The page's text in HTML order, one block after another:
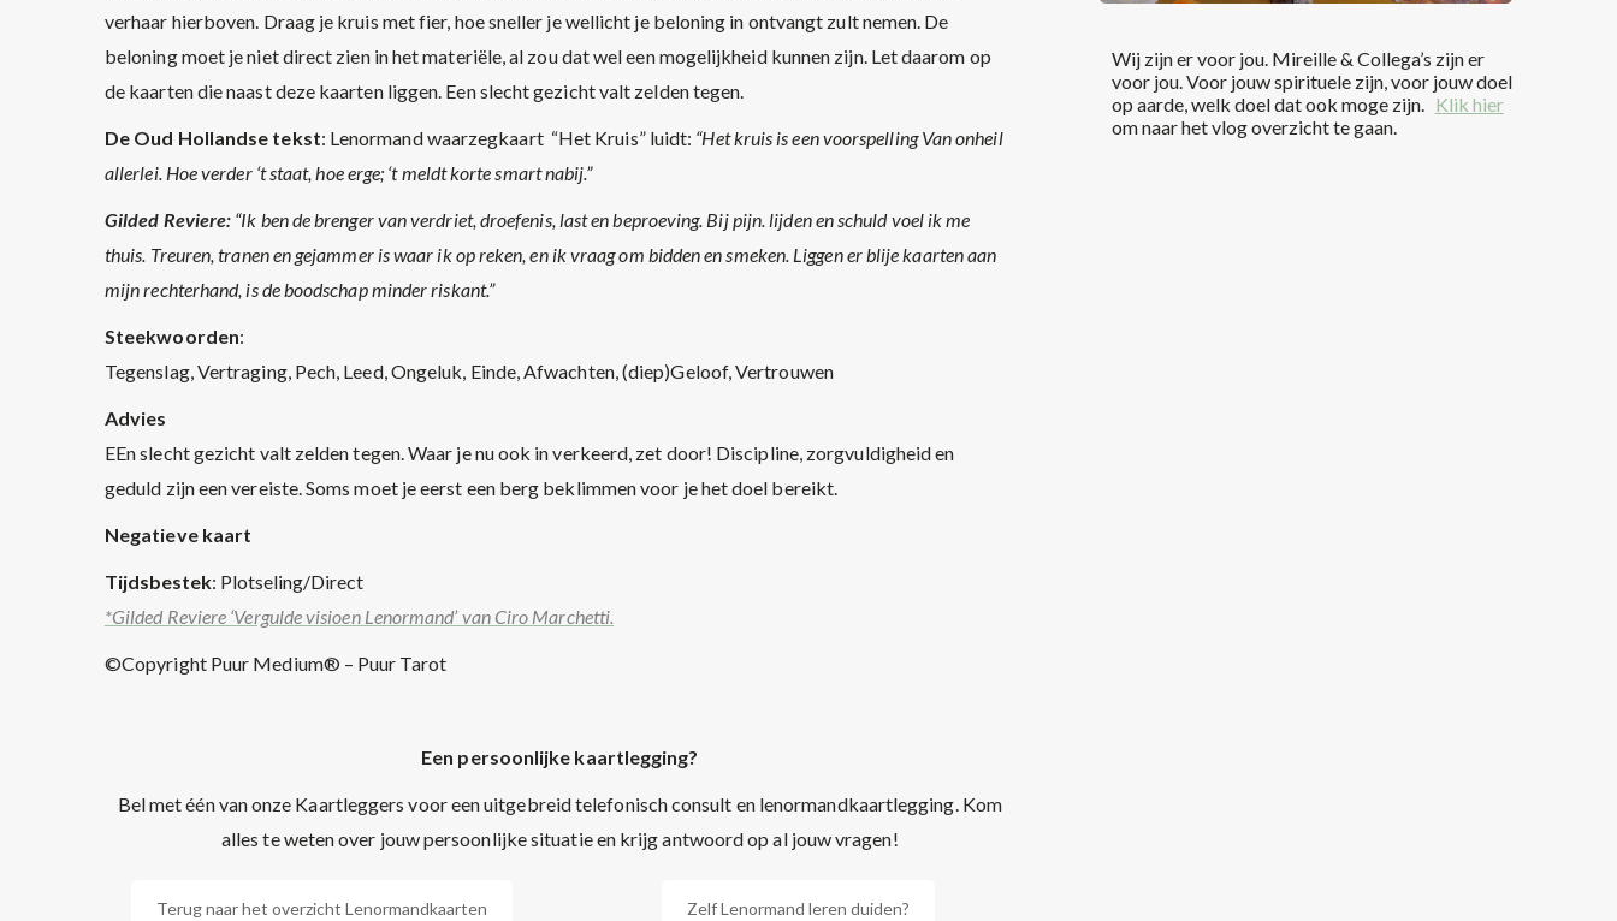
verhaar hierboven. Draag je kruis met fier, hoe sneller je wellicht je beloning in ontvangt zult nemen. De
beloning moet je niet direct zien in het materiële, al zou dat wel een mogelijkheid kunnen zijn. Let daarom op
de kaarten die naast deze kaarten liggen. Een slecht gezicht valt zelden tegen.
De Oud Hollandse tekst: Lenormand waarzegkaart “Het Kruis” luidt: “Het kruis is een voorspelling Van onheil
allerlei. Hoe verder ‘t staat, hoe erge; ‘t meldt korte smart nabij.”
Gilded Reviere: “Ik ben de brenger van verdriet, droefenis, last en beproeving. Bij pijn. lijden en schuld voel ik me
thuis. Treuren, tranen en gejammer is waar ik op reken, en ik vraag om bidden en smeken. Liggen er blije kaarten aan
mijn rechterhand, is de boodschap minder riskant.”
Steekwoorden:
Tegenslag, Vertraging, Pech, Leed, Ongeluk, Einde, Afwachten, (diep)Geloof, Vertrouwen
Advies
EEn slecht gezicht valt zelden tegen. Waar je nu ook in verkeerd, zet door! Discipline, zorgvuldigheid en
geduld zijn een vereiste. Soms moet je eerst een berg beklimmen voor je het doel bereikt.
Negatieve kaart
Tijdsbestek: Plotseling/Direct
*Gilded Reviere ‘Vergulde visioen Lenormand’ van Ciro Marchetti.
©Copyright Puur Medium® – Puur Tarot
Een persoonlijke kaartlegging?
Bel met één van onze Kaartleggers voor een uitgebreid telefonisch consult en lenormandkaartlegging. Kom
alles te weten over jouw persoonlijke situatie en krijg antwoord op al jouw vragen!
Terug naar het overzicht Lenormandkaarten Zelf Lenormand leren duiden?
Wij zijn er voor jou. Mireille & Collega’s zijn er
voor jou. Voor jouw spirituele zijn, voor jouw doel
op aarde, welk doel dat ook moge zijn. Klik hier
om naar het vlog overzicht te gaan.